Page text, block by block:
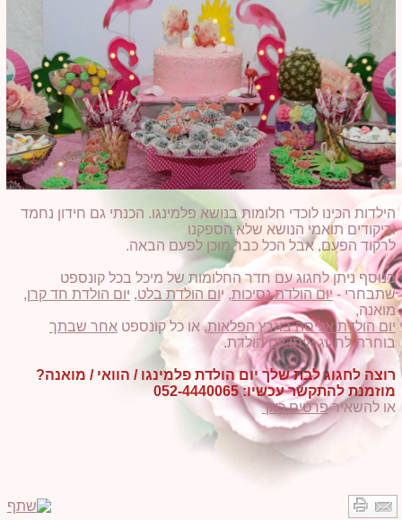
הילדות הכינו לוכדי חלומות בנושא פלמינגו. הכנתי גם חידון נחמד
וריקודים תואמי הנושא שלא הספקנו
לרקוד הפעם, אבל הכל כבר מוכן לפעם הבאה.
בנוסף ניתן לחגוג עם חדר החלומות של מיכל בכל קונספט
שתבחרי -יום הולדת נסיכות, יום הולדת בלט, יום הולדת חד קרן,
מואנה,
יום הולדת אליסה בארץ הפלאות, או כל קונספט אחר שבתך
בוחרת לחגוג איתו יום הולדת.
רוצה לחגוג לבת שלך יום הולדת פלמינגו / הוואי / מואנה?
מוזמנת להתקשר עכשיו: 052-4440065
או להשאירפרטים כאן